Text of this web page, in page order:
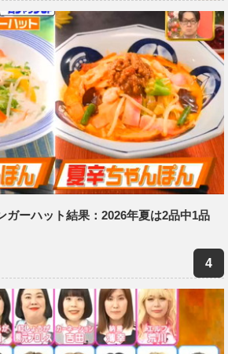
ガーハット結果：2026年夏は2品中1品